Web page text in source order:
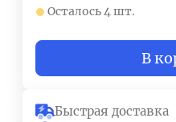
Осталось 4 шт.
В
Быстрая доставка